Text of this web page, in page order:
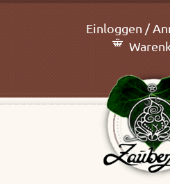
Einloggen /